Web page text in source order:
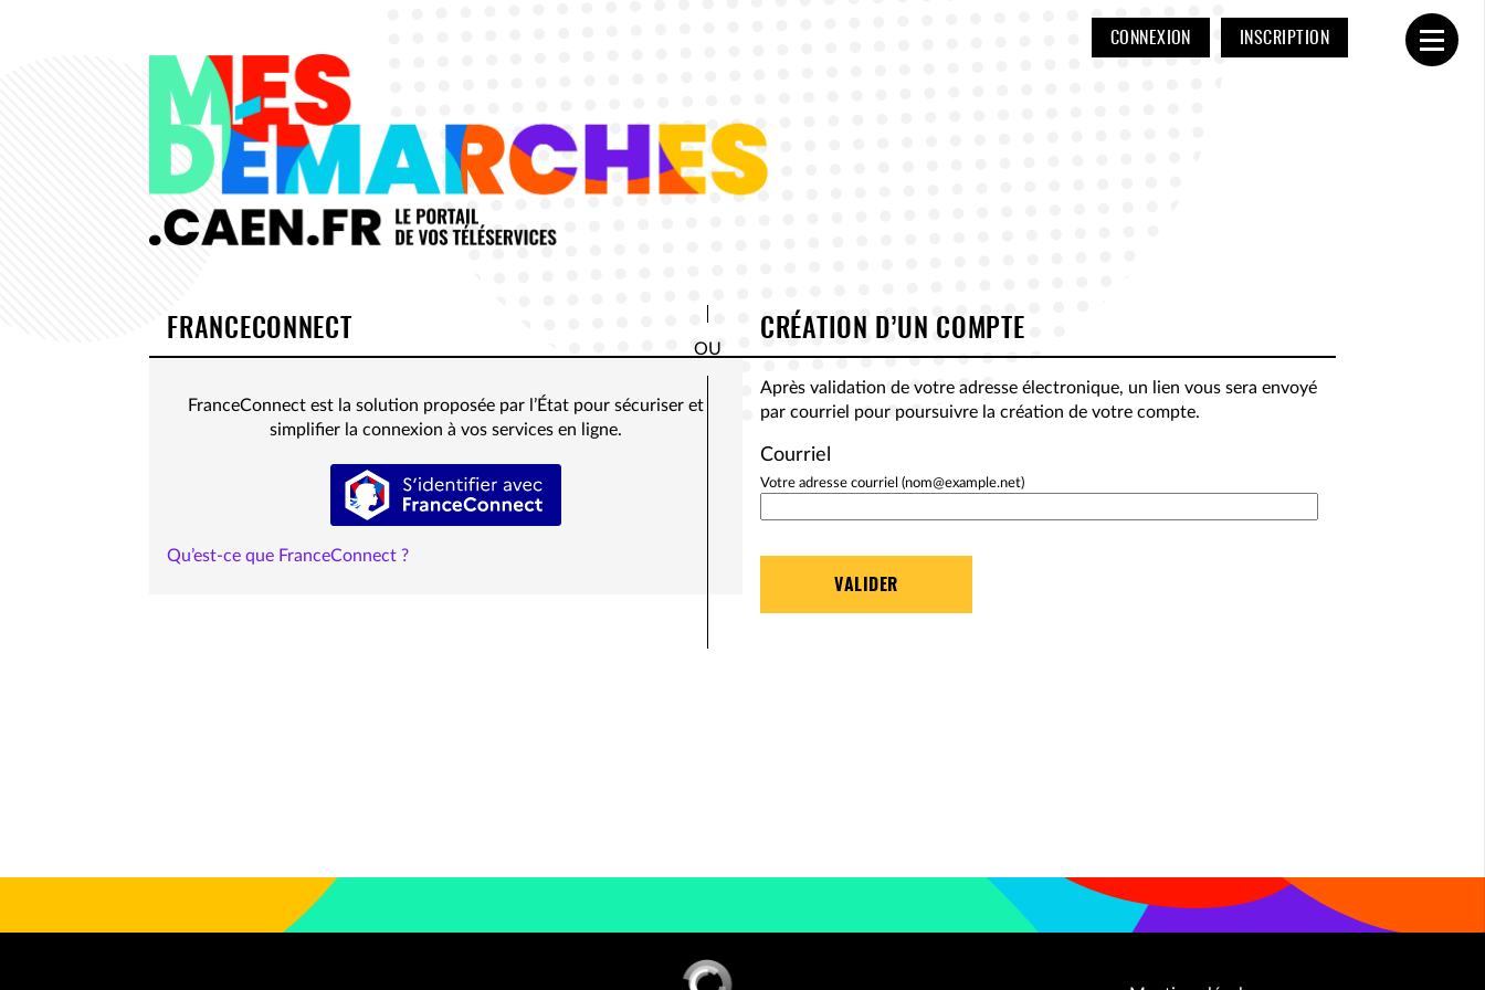
CONNEXION INSCRIPTION
Ouvrir
FRANCECONNECT
FranceConnect est la solution proposée par l’État pour sécuriser et
simplifier la connexion à vos services en ligne.
S’identifier avec FranceConnect
Qu’est-ce que FranceConnect ?
CRÉATION D’UN COMPTE
Après validation de votre adresse électronique, un lien vous sera envoyé
par courriel pour poursuivre la création de votre compte.
Courriel
*
Votre adresse courriel (nom@example.net)
VALIDER